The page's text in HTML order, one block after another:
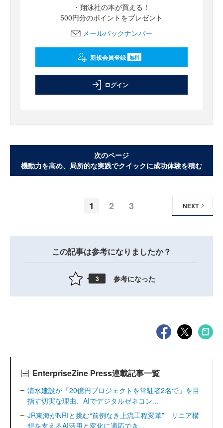
・翔泳社の本が買える！
500円分のポイントをプレゼント
メールバックナンバー
新規会員登録 無料
ログイン
次のページ
機動力を高め、局所的な実践でクイックに成功体験を積む
1 2 3 NEXT
この記事は参考になりましたか？
3 参考になった
EnterpriseZine Press連載記事一覧
清水建設が「20億円プロジェクトを常駐者2名で」を目
指す切実な理由、AIでデジタルゼネコン...
JR東海がNRIと挑む“前例なき上流工程変革” リニア構
想を支えるAI活用と変化に適応でき...